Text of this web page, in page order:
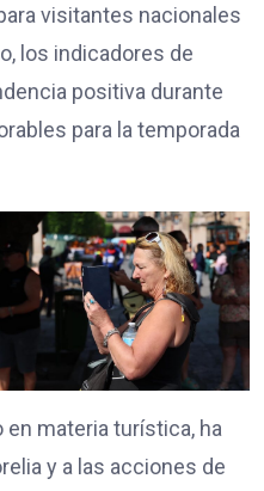
visitantes nacionales
los indicadores de
positiva durante
para la temporada
materia turística, ha
y a las acciones de